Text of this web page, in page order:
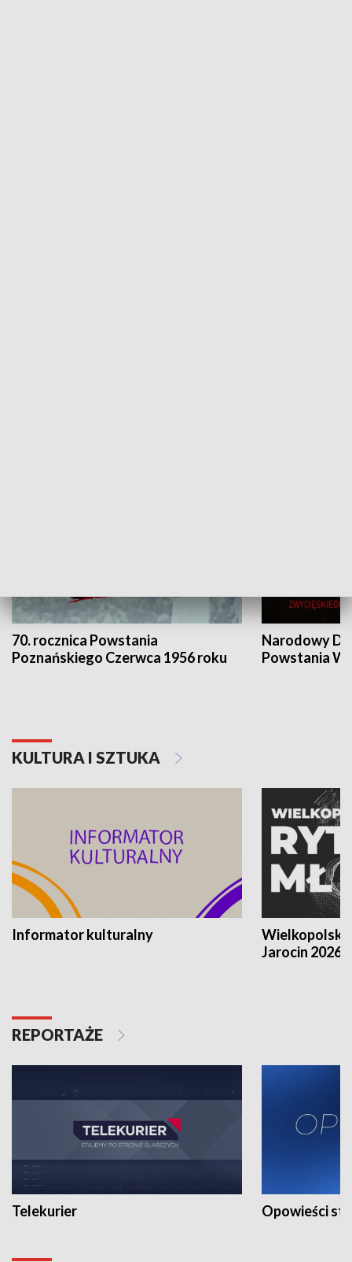
70. rocznica Powstania
Poznańskiego Czerwca 1956 roku
Narodowy
Powstania
KULTURA I SZTUKA
Informator kulturalny
Jarocin 2026
REPORTAŻE
Telekurier Opowieści